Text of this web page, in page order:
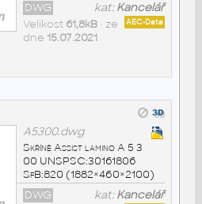
kat:Kancelář
DWG
AEC-Data
Velikost 61,8kB• ze
dne 15.07.2021
A5300.dwg
Skříně Assist lamino A 5 3
00 UNSPSC:30161806
SfB:820 (1882×460×2100)
kat:Kancelář
DWG